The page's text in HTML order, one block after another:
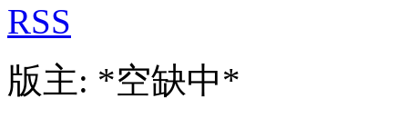
RSS
版主: *空缺中*